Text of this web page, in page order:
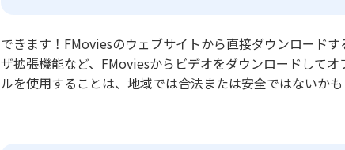
できます！FMoviesのウェブサイトから直接ダウンロード
ザ拡張機能など、FMoviesからビデオをダウンロードして
ルを使用することは、地域では合法または安全ではないか